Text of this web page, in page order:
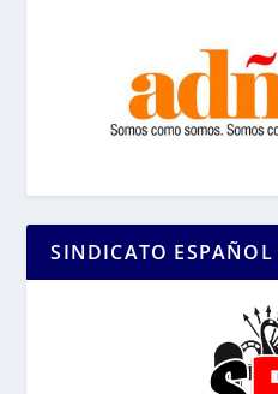
SINDICATO